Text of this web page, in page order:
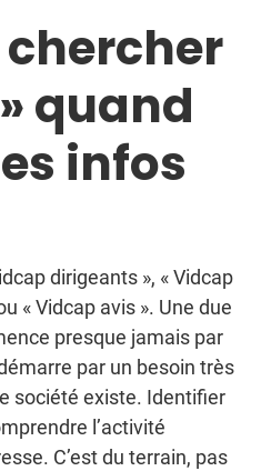
quand
infos
dirigeants », « Vidcap
« Vidcap avis ». Une due
presque jamais par
par un besoin très
société existe. Identifier
l’activité
C’est du terrain, pas